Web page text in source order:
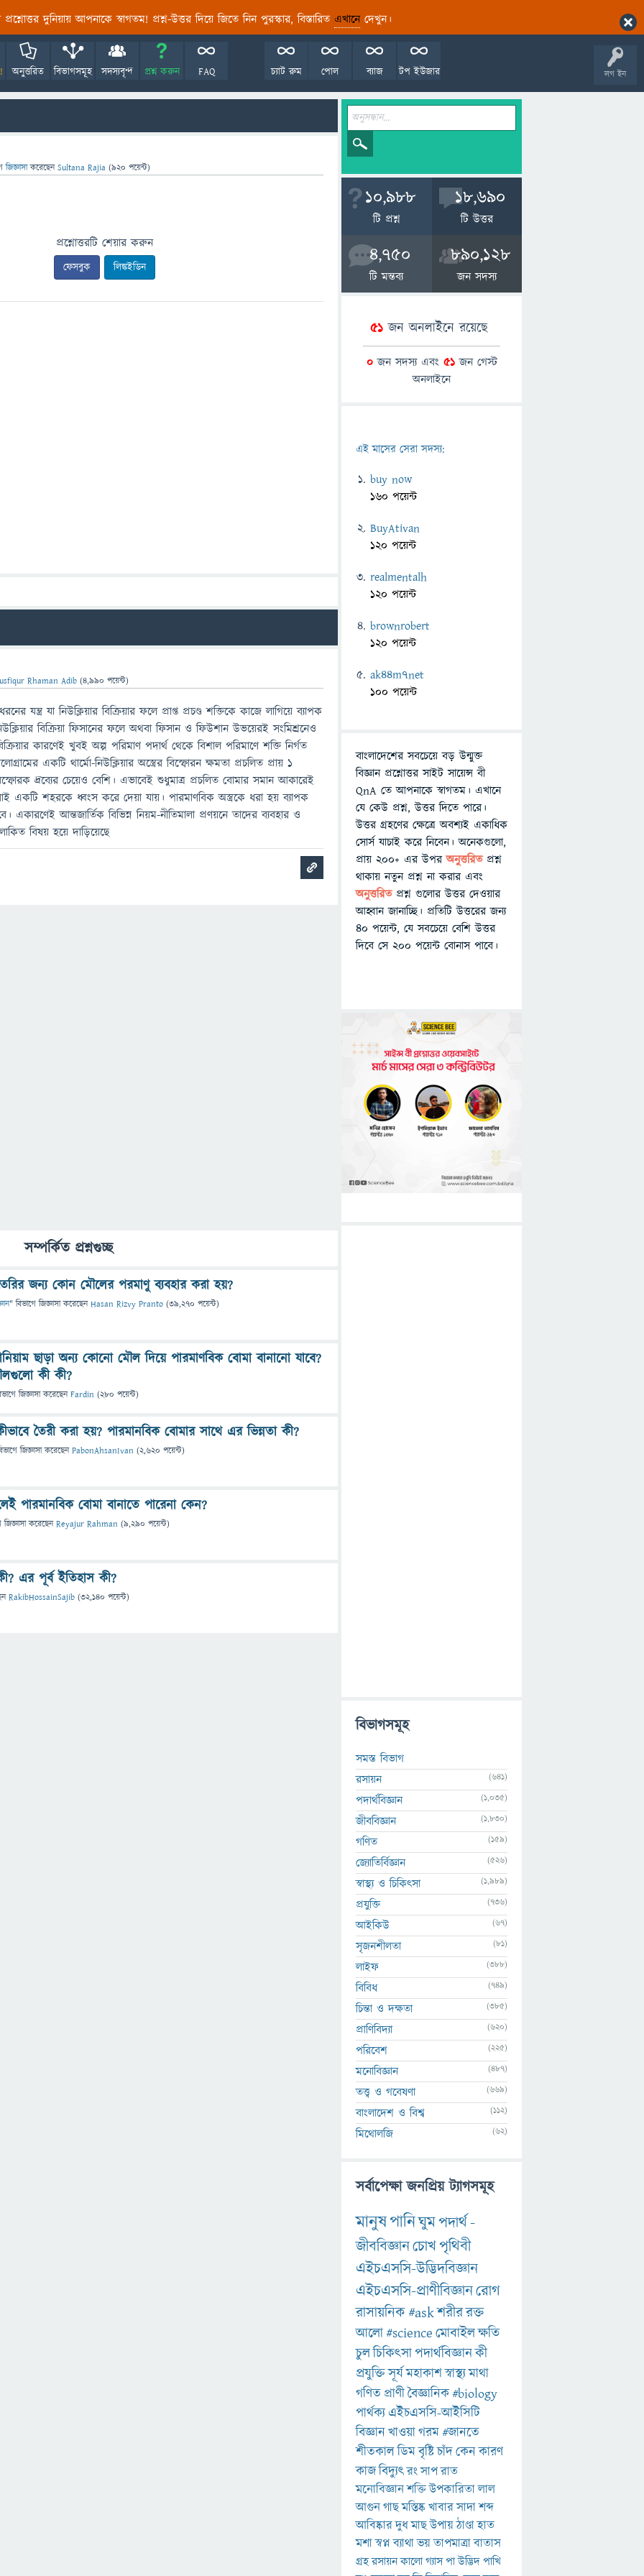
প্রশ্নোত্তর দুনিয়ায় আপনাকে স্বাগতম! প্রশ্ন-উত্তর দিয়ে জিতে নিন পুরস্কার, বিস্তারিত এখানেদেখুন।
লগ ইন
অনুত্তরিত বিভাগসমূহ সদস্যবৃন্দ প্রশ্ন করুন FAQ টপ ইউজার
ব্যাজ
পোল
চ্যাট রুম
জিজ্ঞাসাকরেছেনSultana Rajia (920 পয়েন্ট)
প্রশ্নোত্তরটি শেয়ার করুন
ফেসবুক লিঙ্কইডিন
Rhaman Adib (4,990 পয়েন্ট)
যন্ত্র যা নিউক্লিয়ার বিক্রিয়ার ফলে প্রাপ্ত প্রচণ্ড শক্তিকে কাজে লাগিয়ে ব্যাপক
বিক্রিয়া ফিসানের ফলে অথবা ফিসান ও ফিউশান উভয়েরই সংমিশ্রনেও
কারণেই খুবই অল্প পরিমাণ পদার্থ থেকে বিশাল পরিমাণে শক্তি নির্গত
একটি থার্মো-নিউক্লিয়ার অস্ত্রের বিস্ফোরন ক্ষমতা প্রচলিত প্রায় ১
দ্রব্যের চেয়েও বেশি। এভাবেই শুধুমাত্র প্রচলিত বোমার সমান আকারেই
একটি শহরকে ধ্বংস করে দেয়া যায়। পারমাণবিক অস্ত্রকে ধরা হয় ব্যাপক
একারণেই আন্তজার্তিক বিভিন্ন নিয়ম-নীতিমালা প্রণয়নে তাদের ব্যবহার ও
বিষয় হয়ে দাড়িয়েছে
সম্পর্কিত প্রশ্নগুচ্ছ
জন্য কোন মৌলের পরমাণু ব্যবহার করা হয়?
" বিভাগে জিজ্ঞাসাকরেছেনHasan Rizvy Pranto (39,270 পয়েন্ট)
ছাড়া অন্য কোনো মৌল দিয়ে পারমাণবিক বোমা বানানো যাবে?
কী কী?
জিজ্ঞাসাকরেছেনFardin (280 পয়েন্ট)
তৈরী করা হয়? পারমানবিক বোমার সাথে এর ভিন্নতা কী?
জিজ্ঞাসাকরেছেনPabonAhsanIvan (2,620 পয়েন্ট)
পারমানবিক বোমা বানাতে পারেনা কেন?
জিজ্ঞাসাকরেছেনReyajur Rahman (9,290 পয়েন্ট)
এর পূর্ব ইতিহাস কী?
RakibHossainSajib (32,140 পয়েন্ট)
10,988
টি প্রশ্ন
18,690
টি উত্তর
4,750
টি মন্তব্য
890,128
জন সদস্য
51জন অনলাইনে রয়েছে
0জন সদস্য এবং 51জন গেস্ট
অনলাইনে
এই মাসের সেরা সদস্য:
buy now
160 পয়েন্ট
BuyAtivan
120 পয়েন্ট
realmentalh
120 পয়েন্ট
brownrobert
120 পয়েন্ট
ak44m7net
100 পয়েন্ট
বাংলাদেশের সবচেয়ে বড় উন্মুক্ত
বিজ্ঞান প্রশ্নোত্তর সাইট সায়েন্স বী
QnA তে আপনাকে স্বাগতম। এখানে
যে কেউ প্রশ্ন, উত্তর দিতে পারে।
উত্তর গ্রহণের ক্ষেত্রে অবশ্যই একাধিক
সোর্স যাচাই করে নিবেন। অনেকগুলো,
প্রায় ২০০+ এর উপরঅনুত্তরিতপ্রশ্ন
থাকায় নতুন প্রশ্ন না করার এবং
অনুত্তরিত প্রশ্ন গুলোর উত্তর দেওয়ার
আহ্বান জানাচ্ছি। প্রতিটি উত্তরের জন্য
৪০ পয়েন্ট, যে সবচেয়ে বেশি উত্তর
দিবে সে ২০০ পয়েন্ট বোনাস পাবে।
বিভাগসমূহ
সমস্ত বিভাগ
রসায়ন
(641)
পদার্থবিজ্ঞান (1,035)
জীববিজ্ঞান (1,830)
গণিত (159)
জ্যোতির্বিজ্ঞান (526)
স্বাস্থ্য ও চিকিৎসা (1,989)
প্রযুক্তি (736)
আইকিউ (67)
সৃজনশীলতা (81)
লাইফ (388)
বিবিধ (749)
চিন্তা ও দক্ষতা (385)
প্রাণিবিদ্যা (620)
পরিবেশ (225)
মনোবিজ্ঞান (487)
তত্ত্ব ও গবেষণা (669)
বাংলাদেশ ও বিশ্ব (112)
মিথোলজি (62)
সর্বাপেক্ষা জনপ্রিয় ট্যাগসমূহ
মানুষপানিঘুমপদার্থ-
জীববিজ্ঞানচোখপৃথিবী
এইচএসসি-উদ্ভিদবিজ্ঞান
এইচএসসি-প্রাণীবিজ্ঞানরোগ
রাসায়নিক#askশরীররক্ত
আলো#scienceমোবাইলক্ষতি
চুলচিকিৎসাপদার্থবিজ্ঞানকী
প্রযুক্তিসূর্যমহাকাশস্বাস্থ্যমাথা
গণিত প্রাণীবৈজ্ঞানিক#biology
পার্থক্য এইচএসসি-আইসিটি
বিজ্ঞানখাওয়াগরম#জানতে
শীতকালডিমবৃষ্টিচাঁদকেনকারণ
কাজবিদ্যুৎরংসাপরাত
মনোবিজ্ঞানশক্তিউপকারিতালাল
আগুনগাছমস্তিষ্কখাবারসাদাশব্দ
আবিষ্কারদুধমাছউপায়ঠাণ্ডাহাত
মশাস্বপ্নব্যাথাভয়তাপমাত্রাবাতাস
গ্রহরসায়নকালোগ্যাসপাউদ্ভিদপাখি